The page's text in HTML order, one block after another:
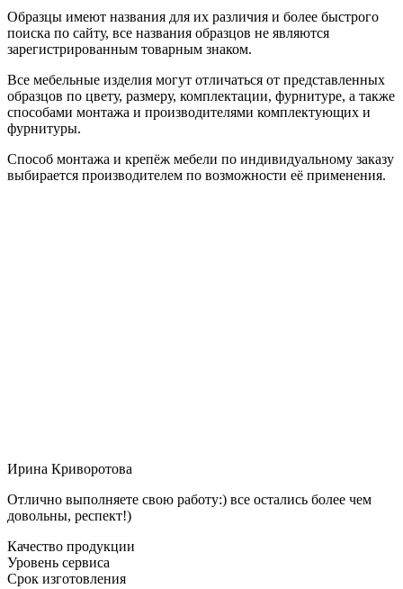
Образцы имеют названия для их различия и более быстрого
поиска по сайту, все названия образцов не являются
зарегистрированным товарным знаком.
Все мебельные изделия могут отличаться от представленных
образцов по цвету, размеру, комплектации, фурнитуре, а также
способами монтажа и производителями комплектующих и
фурнитуры.
Способ монтажа и крепёж мебели по индивидуальному заказу
выбирается производителем по возможности её применения.
Ирина Криворотова
Отлично выполняете свою работу:) все остались более чем
довольны, респект!)
Качество продукции
Уровень сервиса
Срок изготовления